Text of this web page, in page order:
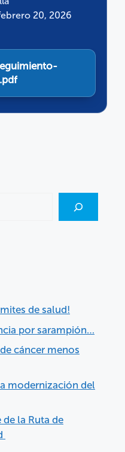
20, 2026
de salud!
por sarampión…
cáncer menos
modernización del
la Ruta de